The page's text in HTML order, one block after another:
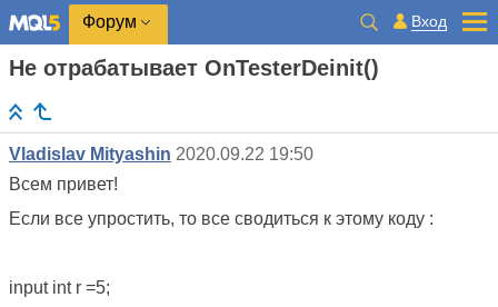
Форум Вход
Не отрабатывает OnTesterDeinit()
Vladislav Mityashin 2020.09.22 19:50
Всем привет!
Если все упростить, то все сводиться к этому коду :
input int r =5;